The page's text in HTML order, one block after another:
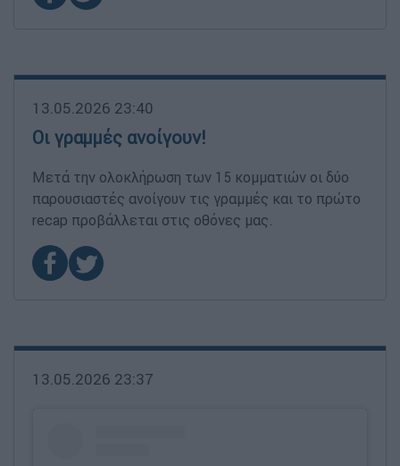
13.05.2026 23:40
Οι γραμμές ανοίγουν!
Μετά την ολοκλήρωση των 15 κομματιών οι δύο
παρουσιαστές ανοίγουν τις γραμμές και το πρώτο
recap προβάλλεται στις οθόνες μας.
13.05.2026 23:37